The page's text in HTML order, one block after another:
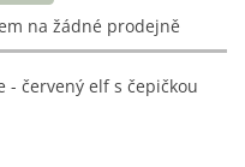
na žádné prodejně
- červený elf s čepičkou